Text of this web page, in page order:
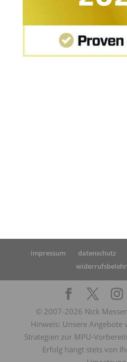
impressum datenschutz
© 2007-2026 Nick
Hinweis: Unsere
Strategien zur MPU-
Erfolg hängt stets von